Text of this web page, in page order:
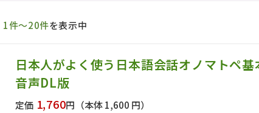
大学入試対策
学校情報
日本事情
1件～20件を表示中
日本人がよく使う日本語会話オノマトペ
音声DL版
定価 1,760円 （本体 1,600 円）